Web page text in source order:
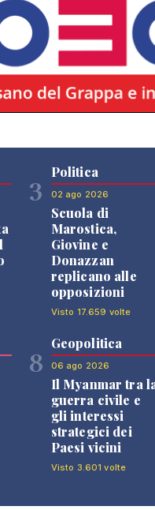
3
Politica
02 ago 2026
Scuola di
Marostica,
Giovine e
Donazzan
replicano alle
opposizioni
Visto 17.659 volte
8
Geopolitica
06 ago 2026
Il Myanmar tra
guerra civile e
gli interessi
strategici dei
Paesi vicini
Visto 3.601 volte